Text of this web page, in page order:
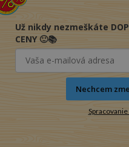
Už nikdy nezmeškáte
CENY 🙂📚
Nechcem